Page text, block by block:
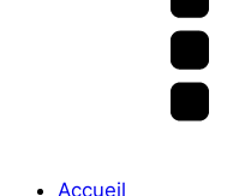
Accueil